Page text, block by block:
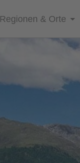
Regionen & Orte